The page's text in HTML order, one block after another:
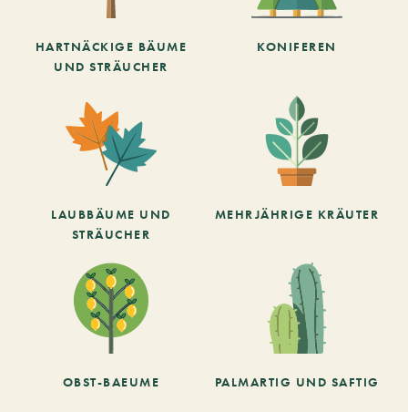
HARTNÄCKIGE BÄUME
UND STRÄUCHER
KONIFEREN
LAUBBÄUME UND
STRÄUCHER
MEHRJÄHRIGE KRÄUTER
OBST-BAEUME PALMARTIG UND SAFTIG